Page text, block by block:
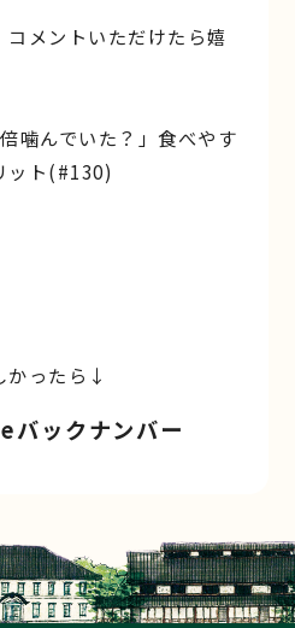
コメントいただけたら嬉
噛んでいた？」食べやす
ット(#130)
かったら↓
ックナンバー